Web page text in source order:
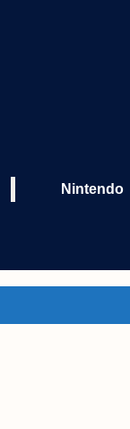
Nintendo